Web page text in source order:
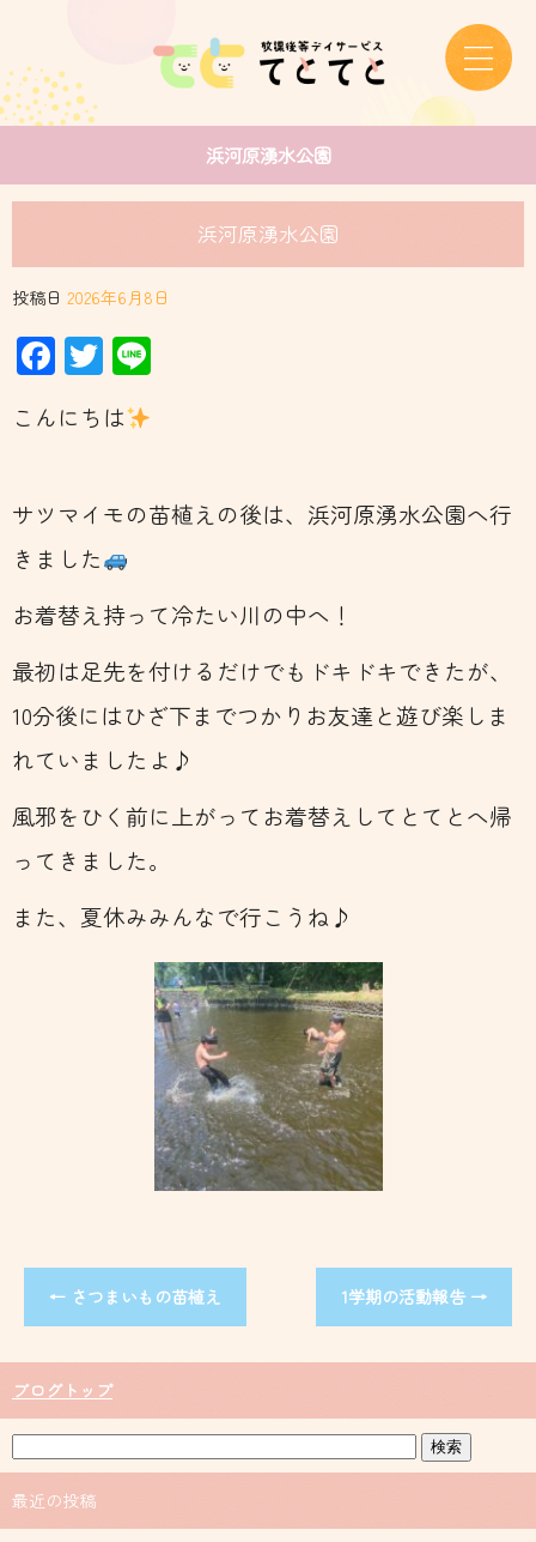
浜河原湧水公園
浜河原湧水公園
投稿日 2026年6月8日
Facebook
Twitter
こんにちは
サツマイモの苗植えの後は、浜河原湧水公園へ行
きました
お着替え持って冷たい川の中へ！
最初は足先を付けるだけでもドキドキできたが、
10分後にはひざ下までつかりお友達と遊び楽しま
れていましたよ♪
風邪をひく前に上がってお着替えしてとてとへ帰
ってきました。
また、夏休みみんなで行こうね♪
← さつまいもの苗植え 1学期の活動報告 →
ブログトップ
最近の投稿